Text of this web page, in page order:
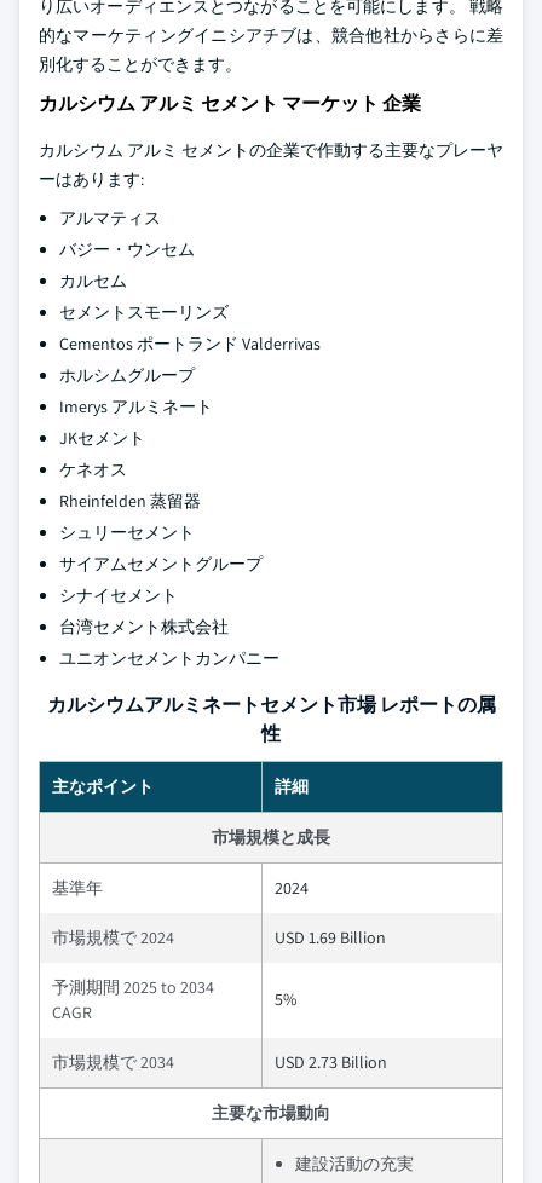
り広いオーディエンスとつながることを可能にします。 戦略
的なマーケティングイニシアチブは、競合他社からさらに差
別化することができます。
カルシウム アルミ セメント マーケット 企業
カルシウム アルミ セメントの企業で作動する主要なプレーヤ
ーはあります:
アルマティス
バジー・ウンセム
カルセム
セメントスモーリンズ
Cementos ポートランド Valderrivas
ホルシムグループ
Imerys アルミネート
JKセメント
ケネオス
Rheinfelden 蒸留器
シュリーセメント
サイアムセメントグループ
シナイセメント
台湾セメント株式会社
ユニオンセメントカンパニー
カルシウムアルミネートセメント市場 レポートの属
性
主なポイント 詳細
市場規模と成長
基準年 2024
市場規模で 2024 USD 1.69 Billion
予測期間 2025 to 2034
CAGR
5%
市場規模で 2034 USD 2.73 Billion
主要な市場動向
建設活動の充実